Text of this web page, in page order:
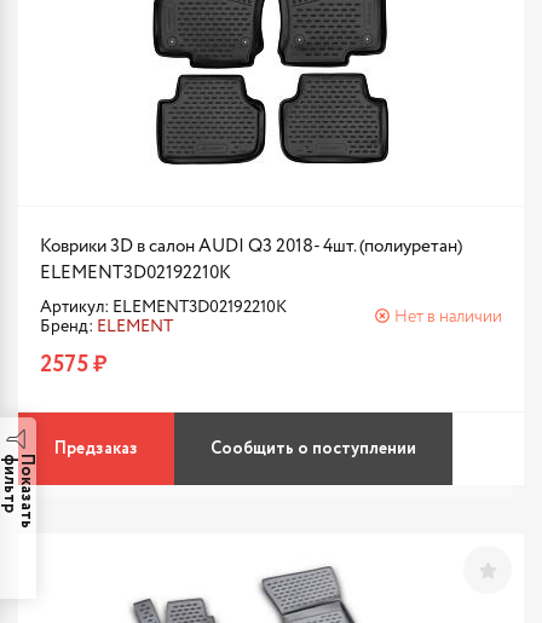
П
о
к
а
з
а
т
ь
ф
и
л
ь
т
Коврики 3D в салон AUDI Q3 2018- 4шт. (полиуретан)
ELEMENT3D02192210K
Артикул: ELEMENT3D02192210K
Бренд: ELEMENT
Нет в наличии
2575 ₽
Предзаказ Сообщить о поступлении